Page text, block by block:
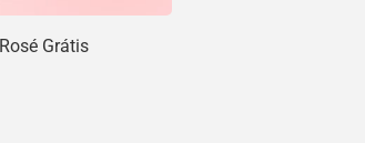
Grátis